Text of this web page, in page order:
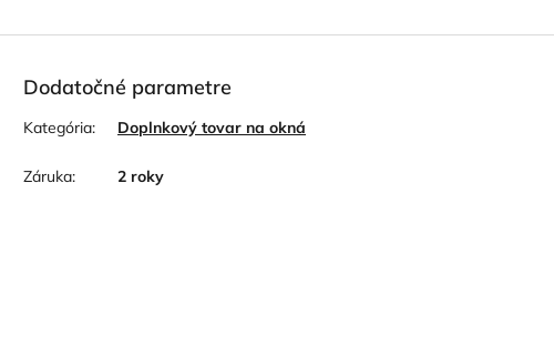
Dodatočné parametre
Kategória: Doplnkový tovar na okná
Záruka: 2 roky